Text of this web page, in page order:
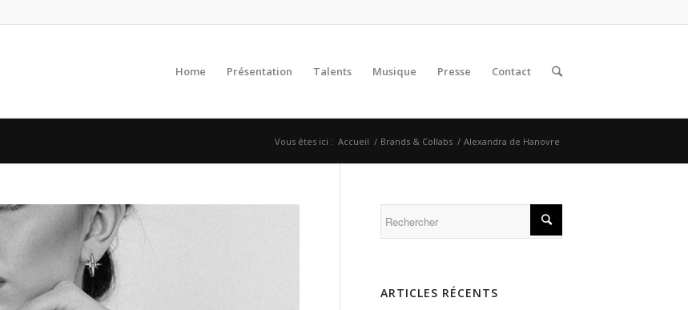
Home Présentation Talents Musique Presse Contact
Vous êtes ici : Accueil / Brands & Collabs / Alexandra de Hanovre
ARTICLES RÉCENTS